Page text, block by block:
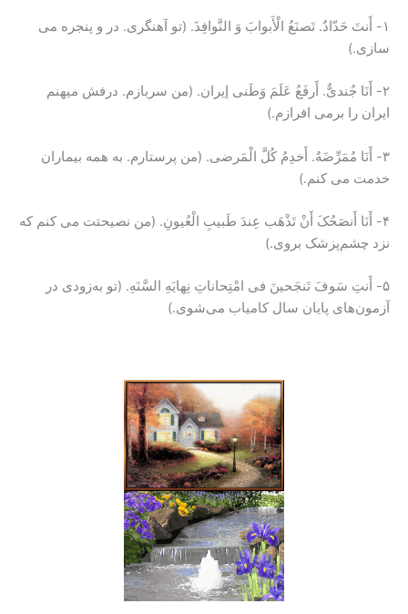
۱- أَنتَ حَدّادٌ. تَصنَعُ الْأَبوابَ وَ النَّوافِذَ. (تو آهنگری. در و پنجره می
سازی.)
۲- أَنَا جُندیٌّ. أَرفَعُ عَلَمَ وَطَنی إیران. (من سربازم. درفش میهنم
ایران را برمی افرازم.)
۳- أَنَا مُمَرِّضَهٌ. أَخدِمُ کُلَّ الْمَرضی. (من پرستارم. به همه بیماران
خدمت می کنم.)
۴- أَنَا أَنصَحُکَ أَنْ تَذْهَب عِندَ طَبیبِ الْعُیونِ. (من نصیحتت می کنم که
نزد چشم‌پزشک بروی.)
۵- أَنتِ سَوفَ تَنجَحینَ فی امْتِحاناتِ نِهایَهِ السَّنَهِ. (تو به‌زودی در
آزمون‌های پایان سال کامیاب می‌شوی.)